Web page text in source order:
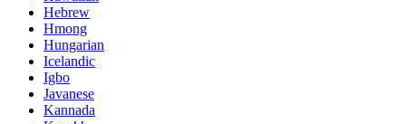
Hebrew
Hmong
Hungarian
Icelandic
Igbo
Javanese
Kannada